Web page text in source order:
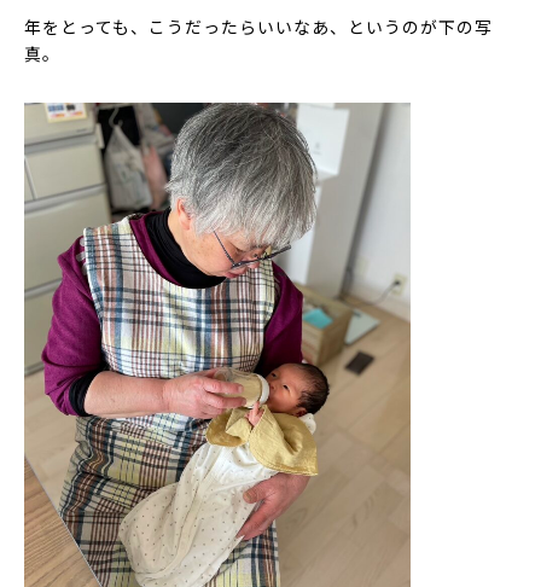
年をとっても、こうだったらいいなあ、というのが下の写
真。